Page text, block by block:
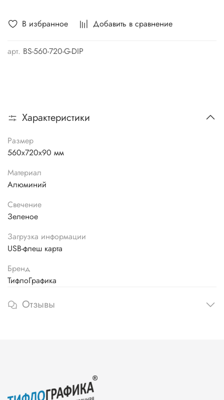
В избранное Добавить в сравнение
арт. BS-560-720-G-DIP
Характеристики
Размер
560х720х90 мм
Материал
Алюминий
Свечение
Зеленое
Загрузка информации
USB-флеш карта
Бренд
ТифлоГрафика
Отзывы